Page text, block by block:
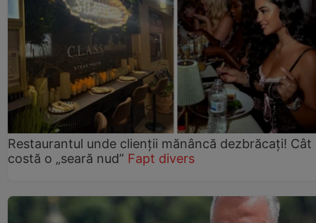
Restaurantul unde clienții mănâncă dezbrăcați! Cât
costă o „seară nud” Fapt divers